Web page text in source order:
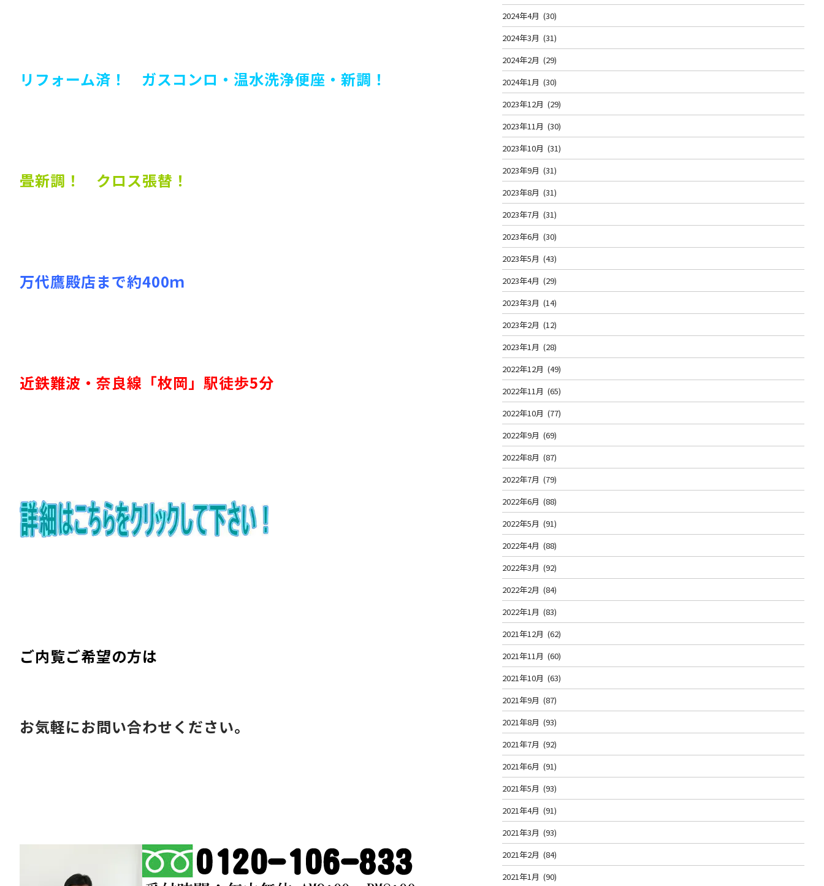
リフォーム済！ ガスコンロ・温水洗浄便座・新調！
畳新調！ クロス張替！
万代鷹殿店まで約400ｍ
近鉄難波・奈良線「枚岡」駅徒歩5分
ご内覧ご希望の方は
お気軽にお問い合わせください。
2024年4月 (30)
2024年3月 (31)
2024年2月 (29)
2024年1月 (30)
2023年12月 (29)
2023年11月 (30)
2023年10月 (31)
2023年9月 (31)
2023年8月 (31)
2023年7月 (31)
2023年6月 (30)
2023年5月 (43)
2023年4月 (29)
2023年3月 (14)
2023年2月 (12)
2023年1月 (28)
2022年12月 (49)
2022年11月 (65)
2022年10月 (77)
2022年9月 (69)
2022年8月 (87)
2022年7月 (79)
2022年6月 (88)
2022年5月 (91)
2022年4月 (88)
2022年3月 (92)
2022年2月 (84)
2022年1月 (83)
2021年12月 (62)
2021年11月 (60)
2021年10月 (63)
2021年9月 (87)
2021年8月 (93)
2021年7月 (92)
2021年6月 (91)
2021年5月 (93)
2021年4月 (91)
2021年3月 (93)
2021年2月 (84)
2021年1月 (90)